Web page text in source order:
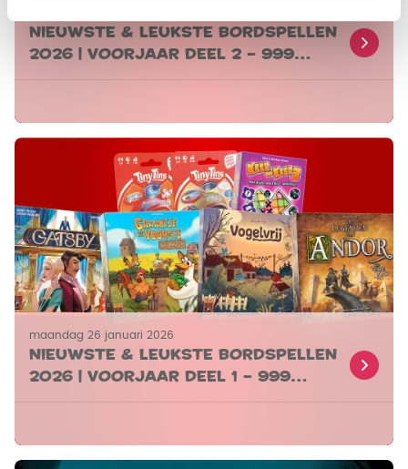
Nieuwste & Leukste Bordspellen
2026 | Voorjaar Deel 2 – 999
maandag 26 januari 2026
Nieuwste & Leukste Bordspellen
2026 | Voorjaar Deel 1 – 999